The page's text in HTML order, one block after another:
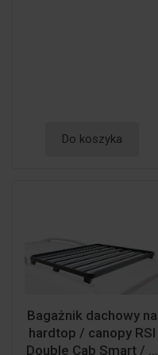
Do koszyka
Bagażnik dachowy na
hardtop / canopy RSI
Double Cab Smart / ...